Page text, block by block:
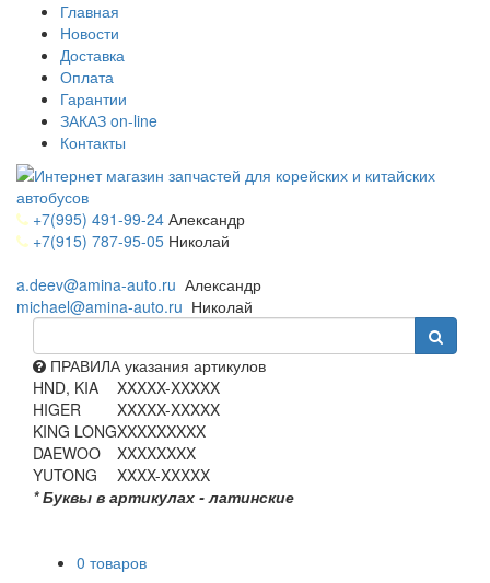
Главная
Новости
Доставка
Оплата
Гарантии
ЗАКАЗ on-line
Контакты
+7(995) 491-99-24 Александр
+7(915) 787-95-05 Николай
a.deev@amina-auto.ru Александр
michael@amina-auto.ru Николай
ПРАВИЛА указания артикулов
HND, KIA
XXXXX-XXXXX
HIGER
XXXXX-XXXXX
KING LONGXXXXXXXXX
DAEWOO
XXXXXXXX
YUTONG
XXXX-XXXXX
* Буквы в артикулах - латинские
0 товаров